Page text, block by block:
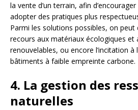
la vente d’un terrain, afin
adopter des pratiques plus
Parmi les solutions possibles, on
recours aux matériaux écologiques et
renouvelables, ou encore l’incitation
bâtiments à faible empreinte carbone.
4. La gestion des
naturelles